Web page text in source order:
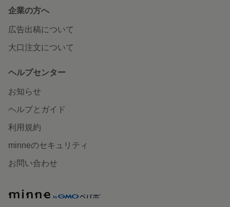
企業の方へ
広告出稿について
大口注文について
ヘルプセンター
お知らせ
ヘルプとガイド
利用規約
minneのセキュリティ
お問い合わせ